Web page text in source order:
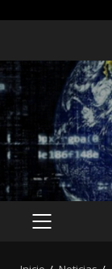
contenido
MENÚ